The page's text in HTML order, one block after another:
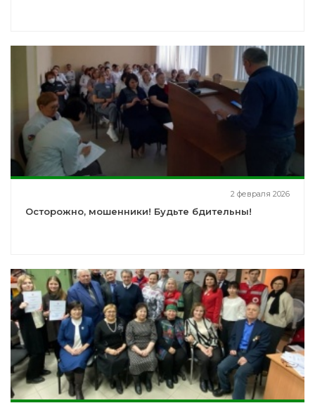
2 февраля 2026
Осторожно, мошенники! Будьте бдительны!